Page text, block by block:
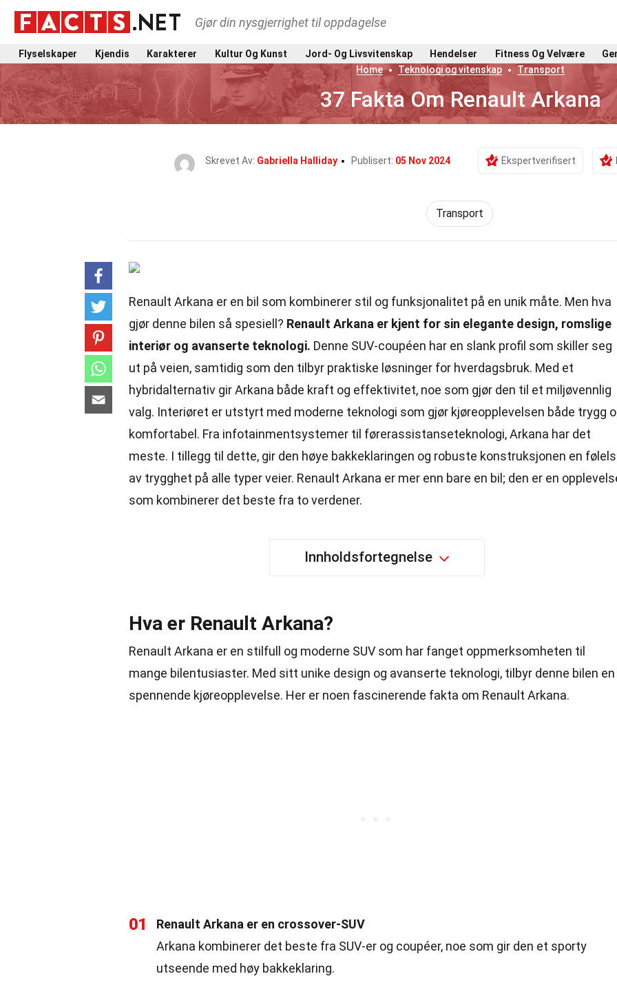
Gjør din nysgjerrighet til oppdagelse
Flyselskaper Kjendis Karakterer Kultur Og Kunst Jord- Og Livsvitenskap Hendelser Fitness Og Velvære
Home
Teknologi og vitenskap Transport
37 Fakta Om Renault Arkana
Skrevet Av: Gabriella Halliday Publisert: 05 Nov 2024 Ekspertverifisert
Transport
Renault Arkana er en bil som kombinerer stil og funksjonalitet på en unik måte. Men hva
gjør denne bilen så spesiell? Renault Arkana er kjent for sin elegante design, romslige
interiør og avanserte teknologi. Denne SUV-coupéen har en slank profil som skiller seg
ut på veien, samtidig som den tilbyr praktiske løsninger for hverdagsbruk. Med et
hybridalternativ gir Arkana både kraft og effektivitet, noe som gjør den til et miljøvennlig
valg. Interiøret er utstyrt med moderne teknologi som gjør kjøreopplevelsen både trygg
komfortabel. Fra infotainmentsystemer til førerassistanseteknologi, Arkana har det
meste. I tillegg til dette, gir den høye bakkeklaringen og robuste konstruksjonen en
av trygghet på alle typer veier. Renault Arkana er mer enn bare en bil; den er en
som kombinerer det beste fra to verdener.
Innholdsfortegnelse
Hva er Renault Arkana?
Renault Arkana er en stilfull og moderne SUV som har fanget oppmerksomheten til
mange bilentusiaster. Med sitt unike design og avanserte teknologi, tilbyr denne bilen en
spennende kjøreopplevelse. Her er noen fascinerende fakta om Renault Arkana.
01
Renault Arkana er en crossover-SUV
Arkana kombinerer det beste fra SUV-er og coupéer, noe som gir den et sporty
utseende med høy bakkeklaring.